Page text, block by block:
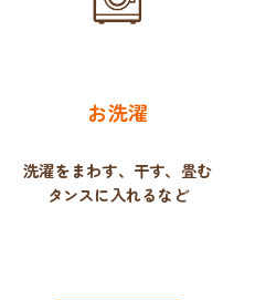
お洗濯
洗濯をまわす、干す、畳む
タンスに入れるなど